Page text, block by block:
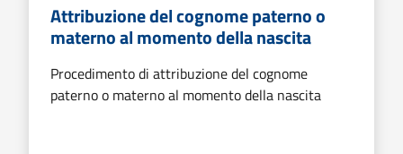
Attribuzione del cognome paterno o
materno al momento della nascita
Procedimento di attribuzione del cognome
paterno o materno al momento della nascita